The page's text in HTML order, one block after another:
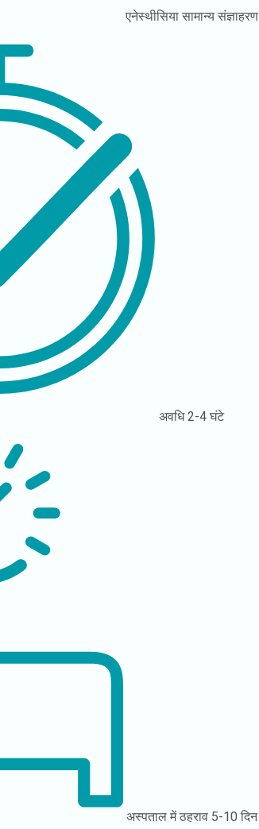
एनेस्थीसिया सामान्य संज्ञाहरण
अवधि2-4 घंटे
अस्पताल में ठहराव 5-10 दिन